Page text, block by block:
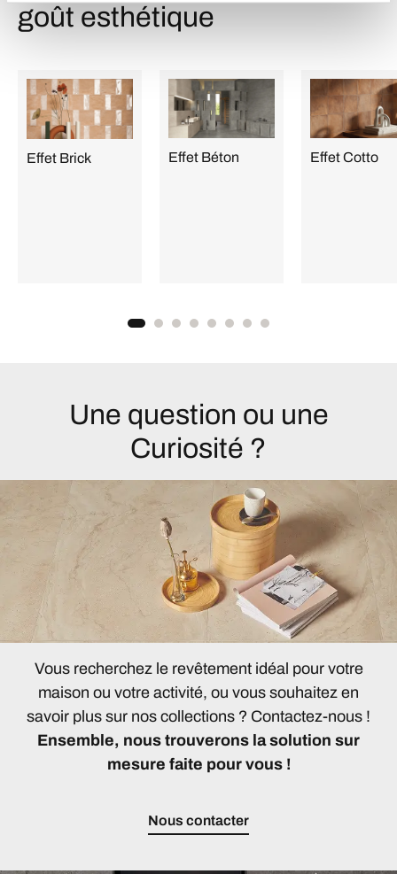
goût esthétique
Effet Brick Effet Béton Effet Cotto
Une question ou une
Curiosité ?
Vous recherchez le revêtement idéal pour votre
maison ou votre activité, ou vous souhaitez en
savoir plus sur nos collections ? Contactez-nous !
Ensemble, nous trouverons la solution sur
mesure faite pour vous !
Nous contacter